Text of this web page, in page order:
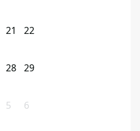
21 22
28 29
5 6